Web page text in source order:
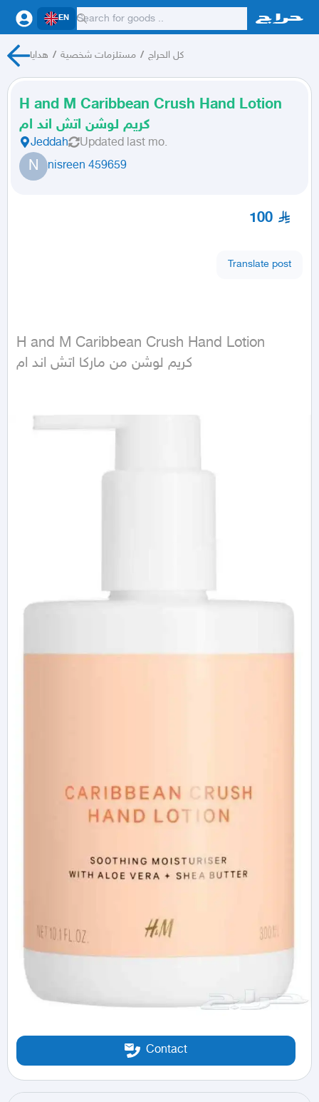
EN
هدايا / مستلزمات شخصية / كل الحراج
H and M Caribbean Crush Hand Lotion
كريم لوشن اتش اند ام
Jeddah Updated last mo.
N nisreen 459659
100
Translate post
H and M Caribbean Crush Hand Lotion
كريم لوشن من ماركا اتش اند ام
Contact